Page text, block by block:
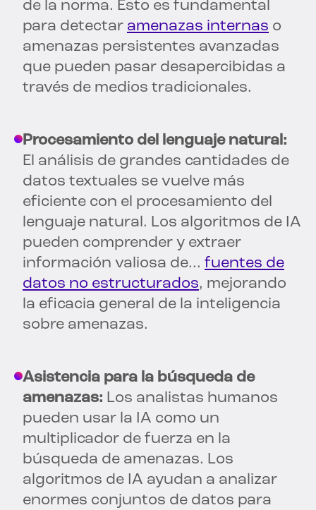
de la norma. Esto es fundamental
para detectar amenazas internas o
amenazas persistentes avanzadas
que pueden pasar desapercibidas a
través de medios tradicionales.
Procesamiento del lenguaje natural:
El análisis de grandes cantidades de
datos textuales se vuelve más
eficiente con el procesamiento del
lenguaje natural. Los algoritmos de IA
pueden comprender y extraer
información valiosa de... fuentes de
datos no estructurados, mejorando
la eficacia general de la inteligencia
sobre amenazas.
Asistencia para la búsqueda de
amenazas: Los analistas humanos
pueden usar la IA como un
multiplicador de fuerza en la
búsqueda de amenazas. Los
algoritmos de IA ayudan a analizar
enormes conjuntos de datos para